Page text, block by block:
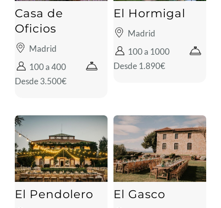
Casa de
Oficios
Madrid
100 a 400
Desde 3.500€
El Hormigal
Madrid
100 a 1000
Desde 1.890€
El Pendolero El Gasco